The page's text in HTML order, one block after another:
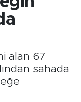
alan 67
sahada